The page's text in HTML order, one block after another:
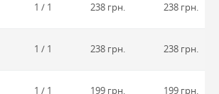
1 / 1 238 грн. 238 грн.
1 / 1 238 грн. 238 грн.
1 / 1 199 грн. 199 грн.